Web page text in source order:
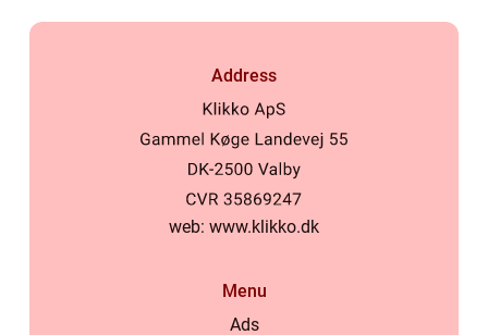
Address
web: www.klikko.dk
Menu
Ads